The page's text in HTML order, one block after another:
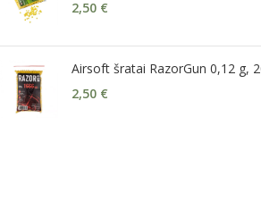
2,50 €
Airsoft šratai RazorGun 0,12 g,
2,50 €